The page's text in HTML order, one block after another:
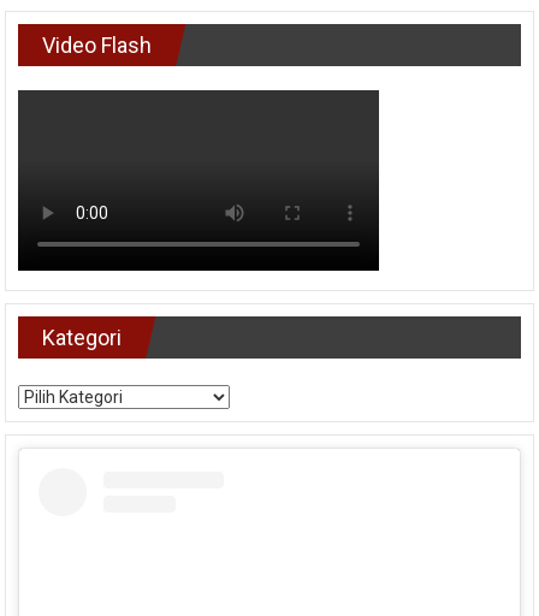
Video Flash
Kategori
Kategori